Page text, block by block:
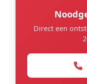
Direct een